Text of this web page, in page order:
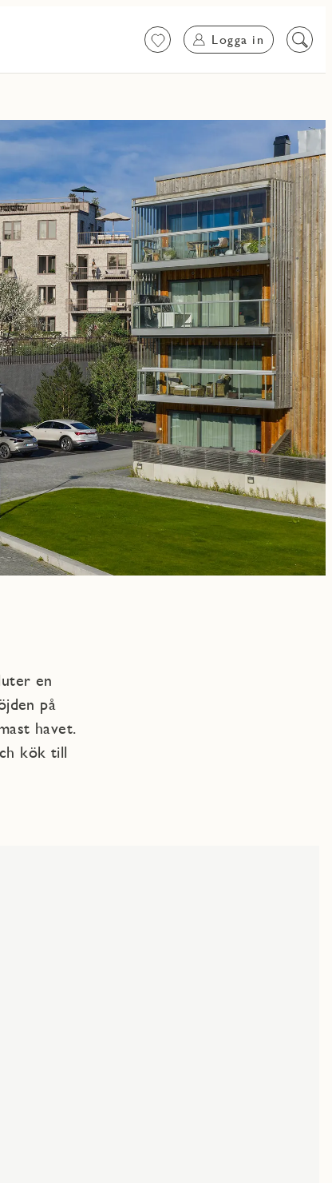
Favoriter Logga in
Sök
på
en
på
havet.
kök till